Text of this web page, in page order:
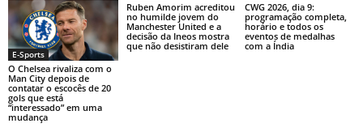
E-Sports
O Chelsea rivaliza com o
Man City depois de
contatar o escocês de 20
gols que está
“interessado” em uma
mudança
Ruben Amorim acreditou
no humilde jovem do
Manchester United e a
decisão da Ineos mostra
que não desistiram dele
CWG 2026, dia 9:
programação completa,
horário e todos os
eventos de medalhas
com a Índia